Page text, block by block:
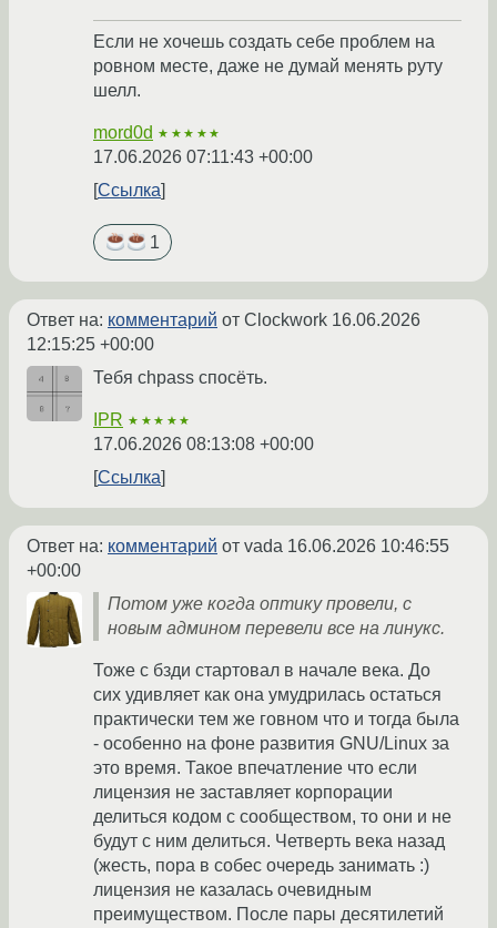
Если не хочешь создать себе проблем на
ровном месте, даже не думай менять руту
шелл.
mord0d ★★★★★
17.06.2026 07:11:43 +00:00
Ссылка
1
Ответ на: комментарий от Clockwork 16.06.2026
12:15:25 +00:00
Тебя chpass спосёть.
IPR ★★★★★
17.06.2026 08:13:08 +00:00
Ссылка
Ответ на: комментарий от vada 16.06.2026 10:46:55
+00:00
Потом уже когда оптику провели, с
новым админом перевели все на линукс.
Тоже с бзди стартовал в начале века. До
сих удивляет как она умудрилась остаться
практически тем же говном что и тогда была
- особенно на фоне развития GNU/Linux за
это время. Такое впечатление что если
лицензия не заставляет корпорации
делиться кодом с сообществом, то они и не
будут с ним делиться. Четверть века назад
(жесть, пора в собес очередь занимать :)
лицензия не казалась очевидным
преимуществом. После пары десятилетий